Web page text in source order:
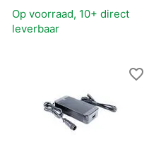
Op voorraad, 10+ direct
leverbaar